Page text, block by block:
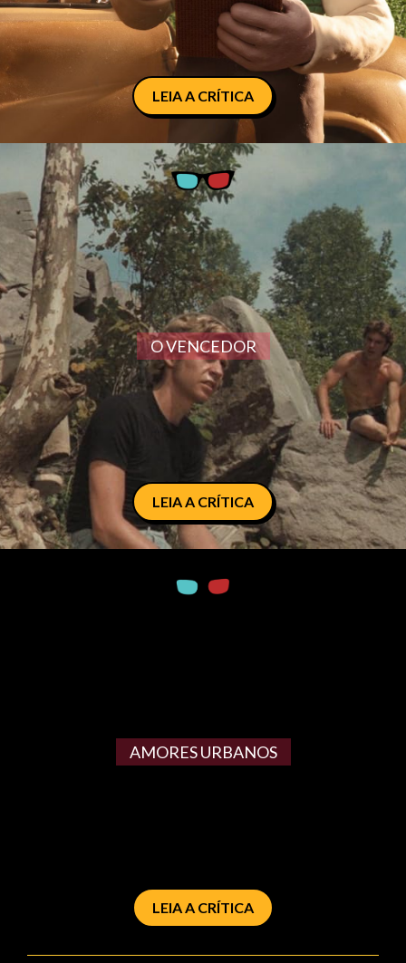
LEIA A CRÍTICA
O VENCEDOR
LEIA A CRÍTICA
AMORES URBANOS
LEIA A CRÍTICA